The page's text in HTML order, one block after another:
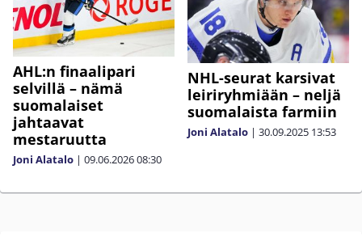
AHL:n finaalipari
selvillä – nämä
suomalaiset
jahtaavat
mestaruutta
Joni Alatalo | 09.06.202608:30
NHL-seurat karsivat
leiriryhmiään – neljä
suomalaista farmiin
Joni Alatalo | 30.09.2025 13:53